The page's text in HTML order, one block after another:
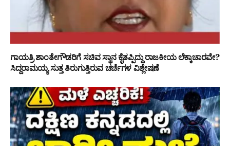
ಗಾಯತ್ರಿ ಶಾಂತೇಗೌಡರಿಗೆ ಸಚಿವ ಸ್ಥಾನ ಕೈತಪ್ಪಿದ್ದು ರಾಜಕೀಯ ಲೆಕ್ಕಾಚಾರವೇ?
ಸಿದ್ದರಾಮಯ್ಯ ಸುತ್ತ ತಿರುಗುತ್ತಿರುವ ಚರ್ಚೆಗಳ ವಿಶ್ಲೇಷಣೆ